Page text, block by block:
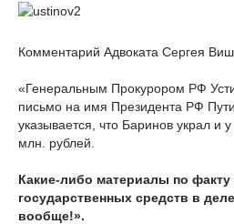
Комментарий Адвоката Сергея
«Генеральным Прокурором РФ
письмо на имя Президента РФ
указывается, что Баринов украл и
млн. руб­лей.
Какие-либо материалы по
государственных средств в
вообще!».